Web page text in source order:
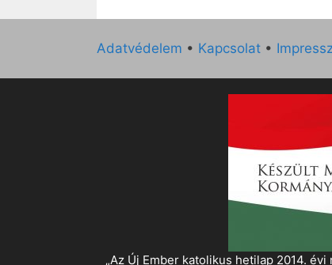
Adatvédelem • Kapcsolat •
„Az Új Ember katolikus hetilap 2014.